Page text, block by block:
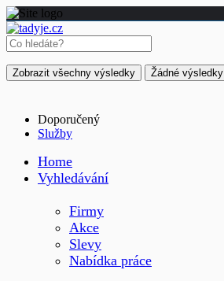
Zobrazit všechny výsledky Žádné výsledky
Doporučený
Služby
Home
Vyhledávání
Firmy
Akce
Slevy
Nabídka práce